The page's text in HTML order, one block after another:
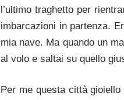
l’ultimo traghetto per
imbarcazioni in partenza.
mia nave. Ma quando un
al volo e saltai su quello
Per me questa città